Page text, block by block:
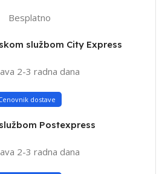
Besplatno
službom City Express
2-3 radna dana
dostave
Postexpress
2-3 radna dana